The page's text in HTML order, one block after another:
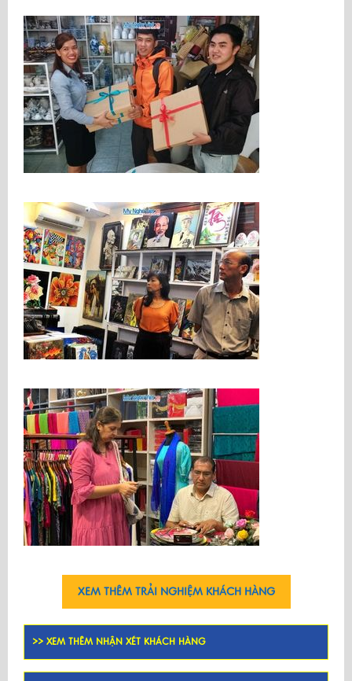
XEM THÊM TRẢI NGHIỆM KHÁCH HÀNG
>> XEM THÊM NHẬN XÉT KHÁCH HÀNG